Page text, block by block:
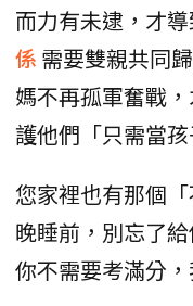
而力有未逮，才
係 需要雙親共同
媽不再孤軍奮戰
護他們「只需當
您家裡也有那個
晚睡前，別忘了
你不需要考滿分